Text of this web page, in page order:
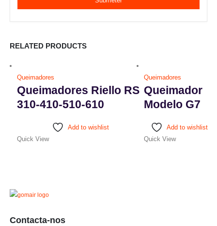
RELATED PRODUCTS
Queimadores
Queimadores Riello RS
310-410-510-610
product
options
be
Add to wishlist
Quick View
Queimadores
Queimador
Modelo G7
Add to wishlist
Quick View
Contacta-nos